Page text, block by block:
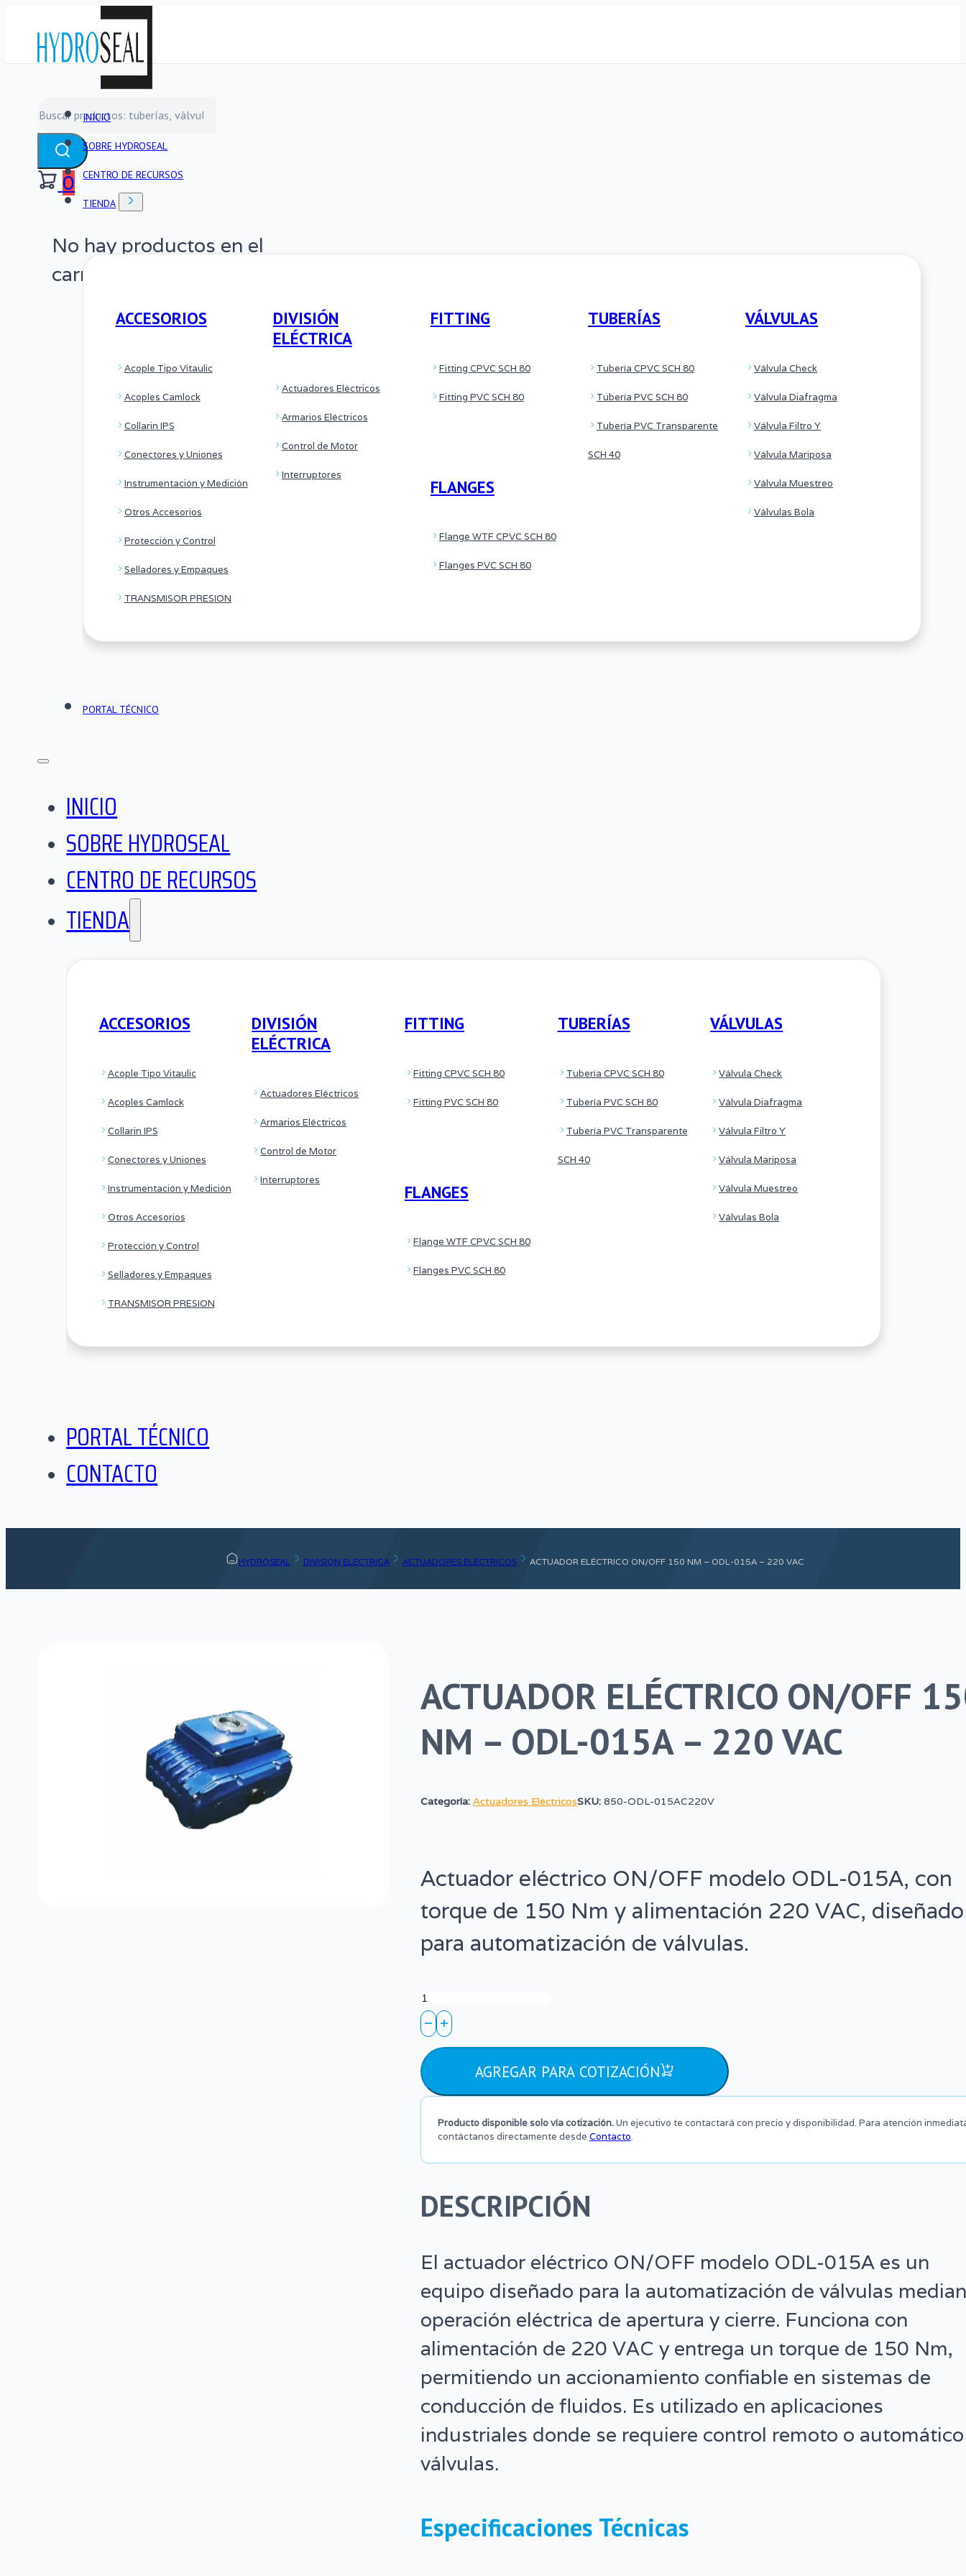
Buscar
0
No hay productos en el
carrito.
INICIO
SOBRE HYDROSEAL
CENTRO DE RECURSOS
TIENDA
ACCESORIOS
Acople Tipo Vitaulic
Acoples Camlock
Collarin IPS
Conectores y Uniones
Instrumentación y Medición
Otros Accesorios
Protección y Control
Selladores y Empaques
TRANSMISOR PRESION
DIVISIÓN
ELÉCTRICA
Actuadores Eléctricos
Armarios Eléctricos
Control de Motor
Interruptores
FITTING
Fitting CPVC SCH 80
Fitting PVC SCH 80
FLANGES
Flange WTF CPVC SCH 80
Flanges PVC SCH 80
TUBERÍAS
Tubería CPVC SCH 80
Tubería PVC SCH 80
Tubería PVC Transparente
SCH 40
VÁLVULAS
Válvula Check
Válvula Diafragma
Válvula Filtro Y
Válvula Mariposa
Válvula Muestreo
Válvulas Bola
PORTAL TÉCNICO
INICIO
SOBRE HYDROSEAL
CENTRO DE RECURSOS
TIENDA
ACCESORIOS
Acople Tipo Vitaulic
Acoples Camlock
Collarin IPS
Conectores y Uniones
Instrumentación y Medición
Otros Accesorios
Protección y Control
Selladores y Empaques
TRANSMISOR PRESION
DIVISIÓN
ELÉCTRICA
Actuadores Eléctricos
Armarios Eléctricos
Control de Motor
Interruptores
FITTING
Fitting CPVC SCH 80
Fitting PVC SCH 80
FLANGES
Flange WTF CPVC SCH 80
Flanges PVC SCH 80
TUBERÍAS
Tubería CPVC SCH 80
Tubería PVC SCH 80
Tubería PVC Transparente
SCH 40
VÁLVULAS
Válvula Check
Válvula Diafragma
Válvula Filtro Y
Válvula Mariposa
Válvula Muestreo
Válvulas Bola
PORTAL TÉCNICO
CONTACTO
HYDROSEAL DIVISIÓN ELÉCTRICA ACTUADORES ELÉCTRICOS ACTUADOR ELÉCTRICO ON/OFF 150 NM – ODL-015A – 220 VAC
ACTUADOR ELÉCTRICO ON/OFF
NM – ODL-015A – 220 VAC
Categoría: Actuadores EléctricosSKU: 850-ODL-015AC220V
Actuador eléctrico ON/OFF modelo ODL-015A, con
torque de 150 Nm y alimentación 220 VAC, diseñado
para automatización de válvulas.
Actuador
Eléctrico
ON/OFF
150
Nm
ODL-
015A
–
220
VAC
cantidad
AGREGAR PARA COTIZACIÓN
Producto disponible solo vía cotización.Un ejecutivo te contactará con precio y disponibilidad. Para atención
contáctanos directamente desde Contacto.
DESCRIPCIÓN
El actuador eléctrico ON/OFF modelo ODL-015A es un
equipo diseñado para la automatización de válvulas
operación eléctrica de apertura y cierre. Funciona con
alimentación de 220 VAC y entrega un torque de 150 Nm,
permitiendo un accionamiento confiable en sistemas de
conducción de fluidos. Es utilizado en aplicaciones
industriales donde se requiere control remoto o
válvulas.
Especificaciones Técnicas